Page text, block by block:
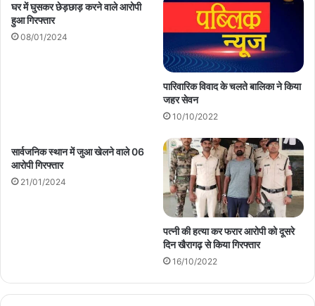
घर में घुसकर छेड़छाड़ करने वाले आरोपी
हुआ गिरफ्तार
08/01/2024
पारिवारिक विवाद के चलते बालिका ने किया
जहर सेवन
10/10/2022
सार्वजनिक स्थान में जुआ खेलने वाले 06
आरोपी गिरफ्तार
21/01/2024
पत्नी की हत्या कर फरार आरोपी को दूसरे
दिन खैरागढ़ से किया गिरफ्तार
16/10/2022